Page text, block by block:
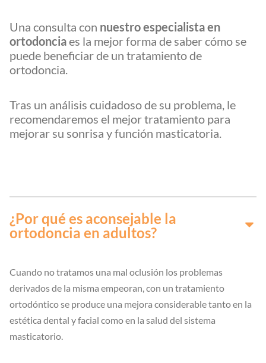
Una consulta con nuestro especialista en
ortodonciaes la mejor forma de saber cómo se
puede beneficiar de un tratamiento de
ortodoncia.
Tras un análisis cuidadoso de su problema, le
recomendaremos el mejor tratamiento para
mejorar su sonrisa y función masticatoria.
¿Por qué es aconsejable la
ortodoncia en adultos?
Cuando no tratamos una mal oclusión los problemas
derivados de la misma empeoran, con un tratamiento
ortodóntico se produce una mejora considerable tanto en la
estética dental y facial como en la salud del sistema
masticatorio.